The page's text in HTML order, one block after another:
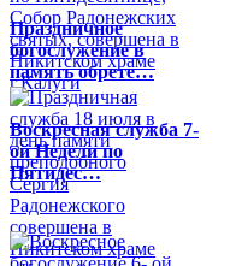
Праздничное
богослужение в
память обрете…
Воскресная служба 7-
ой Недели по
Пятидес…